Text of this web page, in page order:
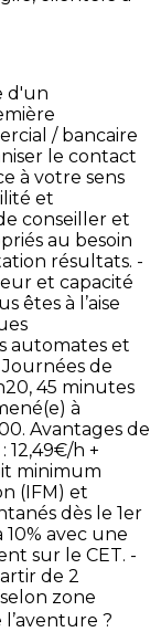
d'un
/ bancaire
le contact
à votre sens
et
conseiller et
au besoin
résultats. -
et capacité
êtes à l’aise
automates et
Journées de
45 minutes
à
Avantages de
: 12,49€/h +
minimum
(IFM) et
dès le 1er
10% avec une
sur le CET. -
de 2
zone
l’aventure ?